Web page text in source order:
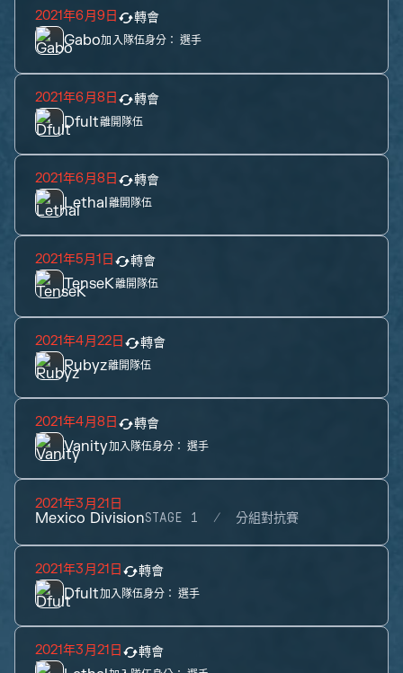
2021年6月9日 轉會
Gabo加入隊伍身分： 選手
2021年6月8日 轉會
Dfult離開隊伍
2021年6月8日 轉會
Lethal離開隊伍
2021年5月1日 轉會
TenseK離開隊伍
2021年4月22日 轉會
Rubyz離開隊伍
2021年4月8日 轉會
Vanity加入隊伍身分： 選手
2021年3月21日
Mexico DivisionSTAGE 1 分組對抗賽
2021年3月21日 轉會
Dfult加入隊伍身分： 選手
2021年3月21日 轉會